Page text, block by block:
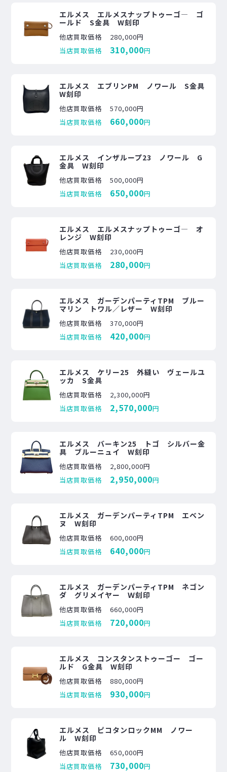
エルメス エルメスナップトゥーゴ― ゴ
ールド S金具 W刻印
他店買取価格
280,000円
当店買取価格
310,000円
エルメス エブリンPM ノワール S金具
W刻印
他店買取価格
570,000円
当店買取価格
660,000円
エルメス インザループ23 ノワール G
金具 W刻印
他店買取価格
500,000円
当店買取価格
650,000円
エルメス エルメスナップトゥーゴ― オ
レンジ W刻印
他店買取価格
230,000円
当店買取価格
280,000円
エルメス ガーデンパーティTPM ブルー
マリン トワル／レザー W刻印
他店買取価格
370,000円
当店買取価格
420,000円
エルメス ケリー25 外縫い ヴェールユ
ッカ S金具
他店買取価格
2,300,000円
当店買取価格
2,570,000円
エルメス バーキン25 トゴ シルバー金
具 ブルーニュイ W刻印
他店買取価格
2,800,000円
当店買取価格
2,950,000円
エルメス ガーデンパーティTPM エベン
ヌ W刻印
他店買取価格
600,000円
当店買取価格
640,000円
エルメス ガーデンパーティTPM ネゴン
ダ グリメイヤー Ｗ刻印
他店買取価格
660,000円
当店買取価格
720,000円
エルメス コンスタンストゥーゴー ゴー
ルド G金具 W刻印
他店買取価格
880,000円
当店買取価格
930,000円
エルメス ピコタンロックMM ノワー
ル W刻印
他店買取価格
650,000円
当店買取価格
730,000円